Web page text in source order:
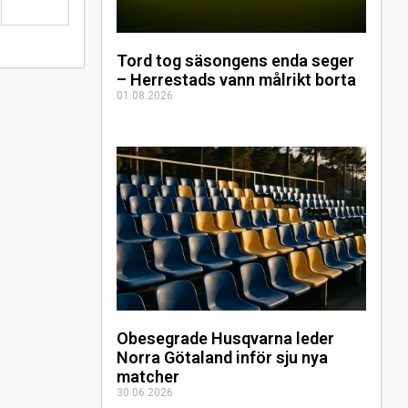
Tord tog säsongens enda seger
– Herrestads vann målrikt borta
01.08.2026
Obesegrade Husqvarna leder
Norra Götaland inför sju nya
matcher
30.06.2026